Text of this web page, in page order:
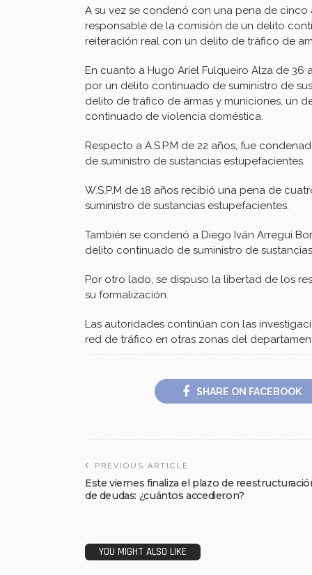
A su vez se condenó con una pena de cinco
responsable de la comisión de un delito
reiteración real con un delito de tráfico de
En cuanto a Hugo Ariel Fulqueiro Alza de
por un delito continuado de suministro de
delito de tráfico de armas y municiones, un
continuado de violencia doméstica.
Respecto a A.S.P.M de 22 años, fue
de suministro de sustancias estupefacientes.
W.S.P.M de 18 años recibió una pena de
suministro de sustancias estupefacientes.
También se condenó a Diego Iván Arregui
delito continuado de suministro de
Por otro lado, se dispuso la libertad de los
su formalización.
Las autoridades continúan con las
red de tráfico en otras zonas del
SHARE ON FACEBOOK
PREVIOUS ARTICLE
Este viernes finaliza el plazo de
de deudas: ¿cuántos accedieron?
YOU MIGHT ALSO LIKE